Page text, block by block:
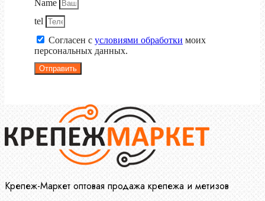
Name
tel
Согласен с условиями обработки моих
персональных данных.
Отправить
Крепеж-Маркет оптовая продажа крепежа и метизов